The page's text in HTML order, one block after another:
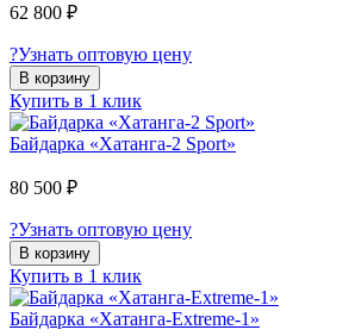
62 800 ₽
?Узнать оптовую цену
В корзину
Купить в 1 клик
Байдарка «Хатанга-2 Sport»
80 500 ₽
?Узнать оптовую цену
В корзину
Купить в 1 клик
Байдарка «Хатанга-Extreme-1»